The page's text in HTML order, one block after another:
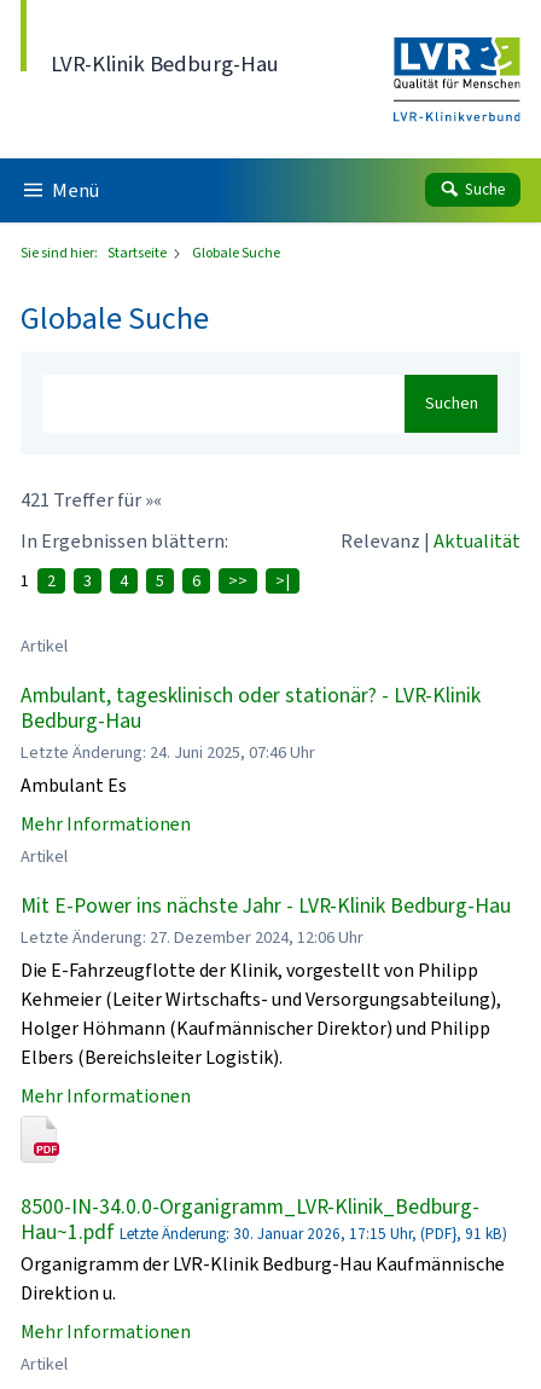
LVR-Klinik Bedburg-Hau
Menü Suche
Sie sind hier: Startseite Globale Suche
Globale Suche
Suchen
421 Treffer für »«
In Ergebnissen blättern:
Relevanz | Aktualität
1 2 3 4 5 6 >> >|
Artikel
Ambulant, tagesklinisch oder stationär? - LVR-Klinik
Bedburg-Hau
Letzte Änderung: 24. Juni 2025, 07:46 Uhr
Ambulant Es
Mehr Informationen
Artikel
Mit E-Power ins nächste Jahr - LVR-Klinik Bedburg-Hau
Letzte Änderung: 27. Dezember 2024, 12:06 Uhr
Die E-Fahrzeugflotte der Klinik, vorgestellt von Philipp
Kehmeier (Leiter Wirtschafts- und Versorgungsabteilung),
Holger Höhmann (Kaufmännischer Direktor) und Philipp
Elbers (Bereichsleiter Logistik).
Mehr Informationen
8500-IN-34.0.0-Organigramm_LVR-Klinik_Bedburg-
Hau~1.pdf Letzte Änderung: 30. Januar 2026, 17:15 Uhr, (PDF}, 91 kB)
Organigramm der LVR-Klinik Bedburg-Hau Kaufmännische
Direktion u.
Mehr Informationen
Artikel